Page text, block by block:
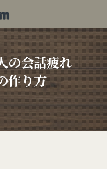
の会話疲れ｜
作り方